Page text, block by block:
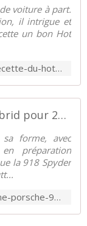
voiture à part.
il intrigue et
un bon Hot
http://www.palais-de-la-voiture.com/recette-du-hot-rod-sauce-americaine.html
Une Porsche 911 (991) Turbo Hybrid pour 2017 ! - Palais-de-la-Voiture.com
forme, avec
préparation
la 918 Spyder
http://www.palais-de-la-voiture.com/une-porsche-911-991-turbo-hybrid-pour-bientot.html